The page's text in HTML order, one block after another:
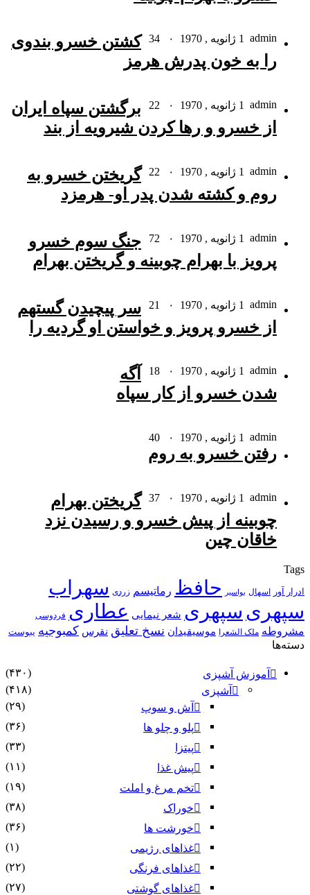
admin 1 ژانویه , 1970 ۰
کشتن خسرو بندوى
را به خون پدرش هرمز
admin 1 ژانویه , 1970 ۰
برگشتن سپاه ایران
از خسرو و رها کردن شیرویه از بند
admin 1 ژانویه , 1970 ۰
گریختن خسرو به
روم و کشته شدن پدر او- هرمزد
admin 1 ژانویه , 1970 ۰
جنگ سوم خسرو
پرویز با بهرام چوبینه و گریختن بهرام
admin 1 ژانویه , 1970 ۰
سر پیچیدن گستهم
از خسرو پرویز و خواستن او گردیه را
admin 1 ژانویه , 1970 ۰
آگه
شدن خسرو از کار سپاه
admin 1 ژانویه , 1970 ۰
رفتن خسرو به روم
admin 1 ژانویه , 1970 ۰
گریختن بهرام
چوبینه از پیش خسرو و رسیدن نزد
خاقان چین
Tags
ادرار آور اسهال بواسیر حافظ رماتیسم زردی سهراب
سپهری سپهری شعر نیمایی عطاری فردوسی
مشروطه ملک الشعرا موسیقیدان نسخ تعلیق نقرس کمبوجیه یبوست
دسته‌ها
آموزش آشپزی
(۴۳۰)
آشپزی
(۴۱۸)
آش و سوپ
(۲۹)
پلو و چلو ها
(۳۶)
پیتزا
(۳۳)
پیش غذا
(۱۱)
تخم مرغ و املت
(۱۹)
خوراک
(۳۸)
خورشت ها
(۳۶)
غذاهای رژیمی
(۱)
غذاهای فرنگی
(۲۲)
غذاهای گوشتی
(۲۷)